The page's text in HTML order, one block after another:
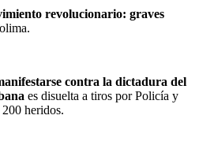
revolucionario: graves
contra la dictadura del
es disuelta a tiros por Policía y
heridos.